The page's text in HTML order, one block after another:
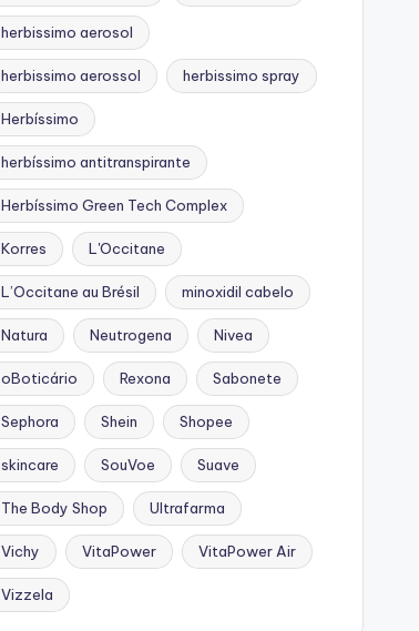
herbissimo aerosol
herbissimo aerossol herbissimo spray
Herbíssimo
herbíssimo antitranspirante
Herbíssimo Green Tech Complex
Korres L'Occitane
L’Occitane au Brésil minoxidil cabelo
Natura Neutrogena Nivea
oBoticário Rexona Sabonete
Sephora Shein Shopee
skincare SouVoe Suave
The Body Shop Ultrafarma
Vichy VitaPower VitaPower Air
Vizzela